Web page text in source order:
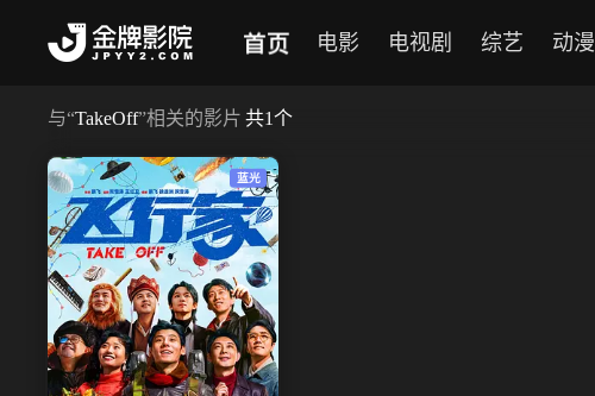
首页 电影 电视剧 综艺 动漫
与“TakeOff”相关的影片 共1个
蓝光